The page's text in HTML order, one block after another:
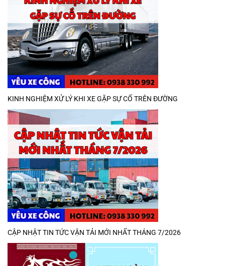
KINH NGHIỆM XỬ LÝ KHI XE GẶP SỰ CỐ TRÊN ĐƯỜNG
CẬP NHẬT TIN TỨC VẬN TẢI MỚI NHẤT THÁNG 7/2026